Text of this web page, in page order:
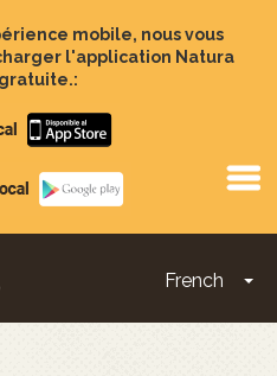
mobile, nous vous
l'application Natura
Apple
store
Google
Play
French
Main